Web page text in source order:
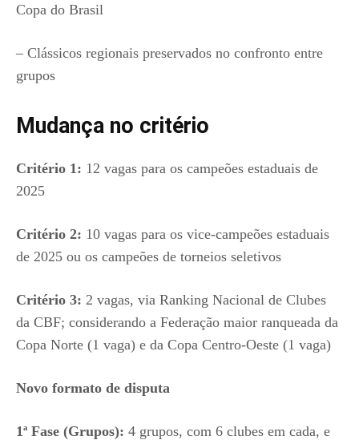
Copa do Brasil
– Clássicos regionais preservados no confronto entre
grupos
Mudança no critério
Critério 1: 12 vagas para os campeões estaduais de
2025
Critério 2: 10 vagas para os vice-campeões estaduais
de 2025 ou os campeões de torneios seletivos
Critério 3: 2 vagas, via Ranking Nacional de Clubes
da CBF; considerando a Federação maior ranqueada da
Copa Norte (1 vaga) e da Copa Centro-Oeste (1 vaga)
Novo formato de disputa
1ª Fase (Grupos): 4 grupos, com 6 clubes em cada, e